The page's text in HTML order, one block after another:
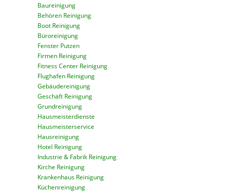
Baureinigung
Behören Reinigung
Boot Reinigung
Büroreinigung
Fenster Putzen
Firmen Reinigung
Fitness Center Reinigung
Flughafen Reinigung
Gebäudereinigung
Geschäft Reinigung
Grundreinigung
Hausmeisterdienste
Hausmeisterservice
Hausreinigung
Hotel Reinigung
Industrie & Fabrik Reinigung
Kirche Reinigung
Krankenhaus Reinigung
Küchenreinigung